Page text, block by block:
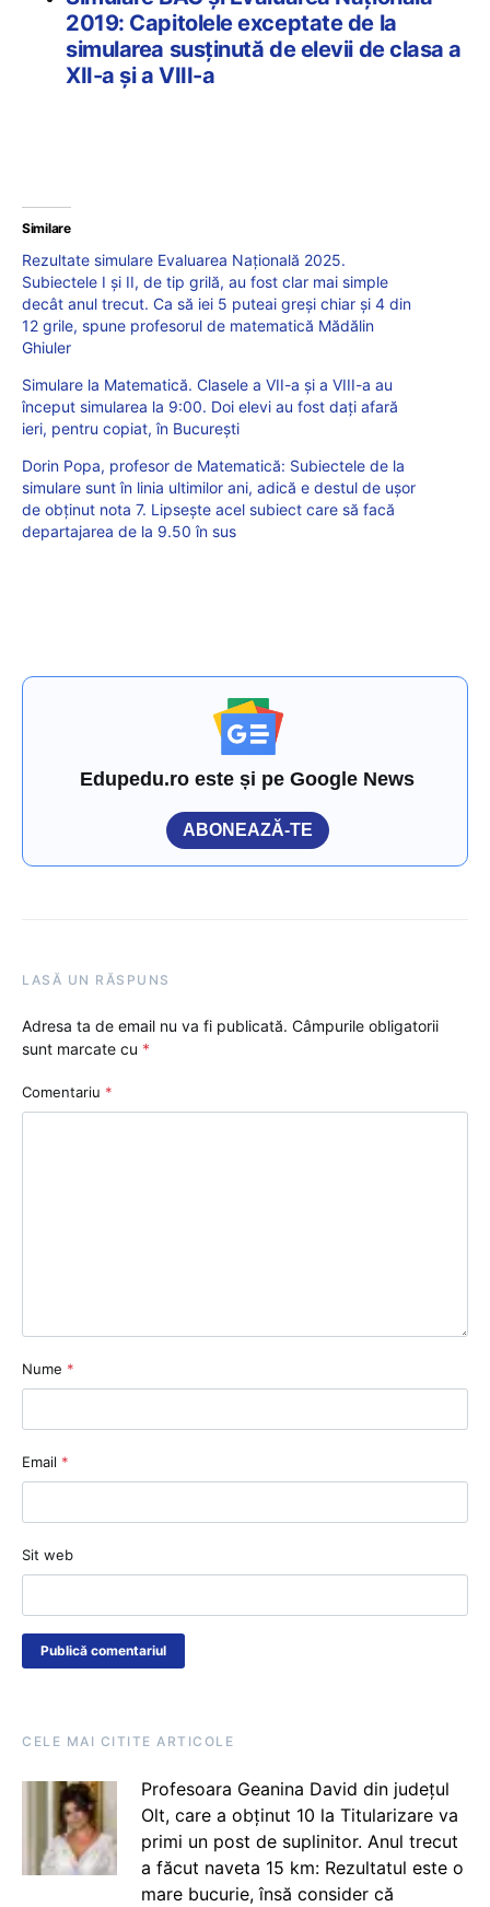
2019: Capitolele exceptate de la
simularea susținută de elevii de clasa a
XII-a și a VIII-a
Similare
Rezultate simulare Evaluarea Națională 2025.
Subiectele I și II, de tip grilă, au fost clar mai simple
decât anul trecut. Ca să iei 5 puteai greși chiar și 4 din
12 grile, spune profesorul de matematică Mădălin
Ghiuler
Simulare la Matematică. Clasele a VII-a și a VIII-a au
început simularea la 9:00. Doi elevi au fost dați afară
ieri, pentru copiat, în București
Dorin Popa, profesor de Matematică: Subiectele de la
simulare sunt în linia ultimilor ani, adică e destul de uşor
de obţinut nota 7. Lipseşte acel subiect care să facă
departajarea de la 9.50 în sus
Edupedu.ro este și pe Google News
ABONEAZĂ-TE
LASĂ UN RĂSPUNS
Adresa ta de email nu va fi publicată. Câmpurile obligatorii
sunt marcate cu *
Comentariu *
Nume *
Email *
Sit web
CELE MAI CITITE ARTICOLE
Profesoara Geanina David din județul
Olt, care a obținut 10 la Titularizare va
primi un post de suplinitor. Anul trecut
a făcut naveta 15 km: Rezultatul este o
mare bucurie, însă consider că